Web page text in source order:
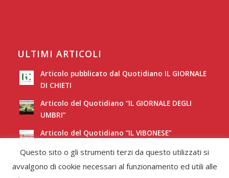
ULTIMI ARTICOLI
Articolo pubblicato dal Quotidiano IL GIORNALE
DI CHIETI
Articolo del Quotidiano “IL GIORNALE DEGLI
UMBRI”
Articolo del Quotidiano “IL VIBONESE”
Articolo del Quotidiano “LA NUOVA SARDEGNA”
Questo sito o gli strumenti terzi da questo utilizzati si
avvalgono di cookie necessari al funzionamento ed utili alle